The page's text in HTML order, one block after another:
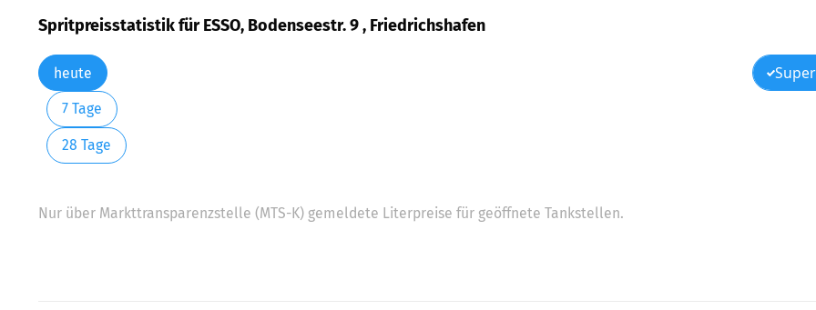
Spritpreisstatistik für ESSO, Bodenseestr. 9 , Friedrichshafen
heute
7 Tage
28 Tage
Nur über Markttransparenzstelle (MTS-K) gemeldete Literpreise für geöffnete Tankstellen.